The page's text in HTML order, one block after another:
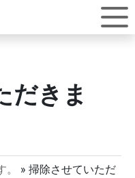
だきま
» 掃除させていただ